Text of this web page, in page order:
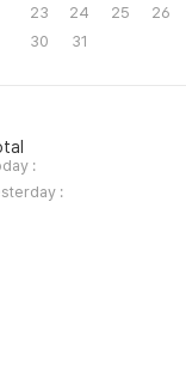
23
24 25 26
30
31
:
: